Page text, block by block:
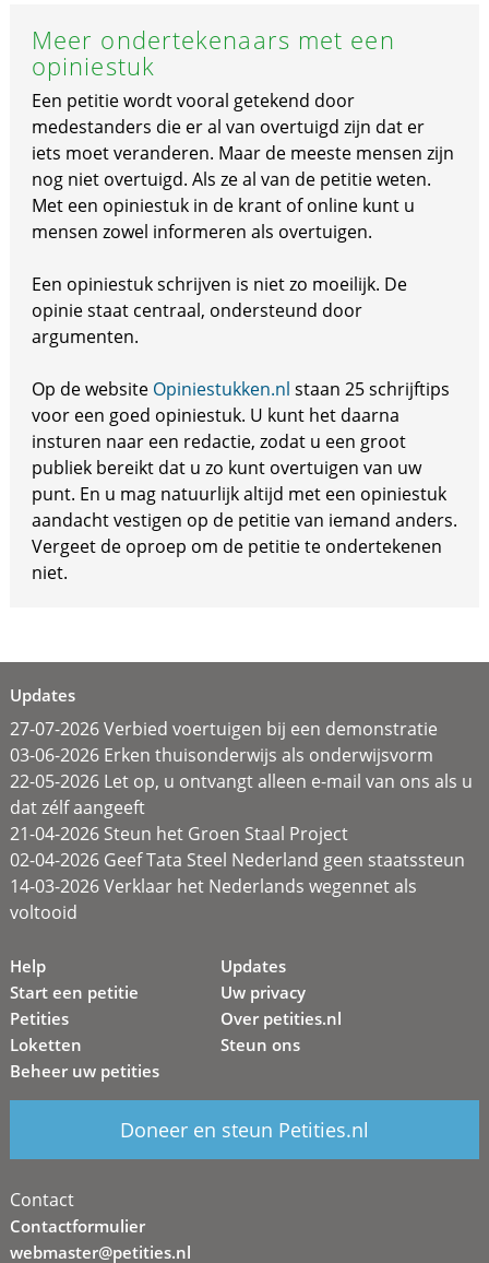
Meer ondertekenaars met een
opiniestuk
Een petitie wordt vooral getekend door
medestanders die er al van overtuigd zijn dat er
iets moet veranderen. Maar de meeste mensen zijn
nog niet overtuigd. Als ze al van de petitie weten.
Met een opiniestuk in de krant of online kunt u
mensen zowel informeren als overtuigen.
Een opiniestuk schrijven is niet zo moeilijk. De
opinie staat centraal, ondersteund door
argumenten.
Op de website Opiniestukken.nl staan 25 schrijftips
voor een goed opiniestuk. U kunt het daarna
insturen naar een redactie, zodat u een groot
publiek bereikt dat u zo kunt overtuigen van uw
punt. En u mag natuurlijk altijd met een opiniestuk
aandacht vestigen op de petitie van iemand anders.
Vergeet de oproep om de petitie te ondertekenen
niet.
Updates
27-07-2026 Verbied voertuigen bij een demonstratie
03-06-2026 Erken thuisonderwijs als onderwijsvorm
22-05-2026 Let op, u ontvangt alleen e-mail van ons als u
dat zélf aangeeft
21-04-2026 Steun het Groen Staal Project
02-04-2026 Geef Tata Steel Nederland geen staatssteun
14-03-2026 Verklaar het Nederlands wegennet als
voltooid
Help
Start een petitie
Petities
Loketten
Beheer uw petities
Updates
Uw privacy
Over petities.nl
Steun ons
Doneer en steun Petities.nl
Contact
Contactformulier
webmaster@petities.nl